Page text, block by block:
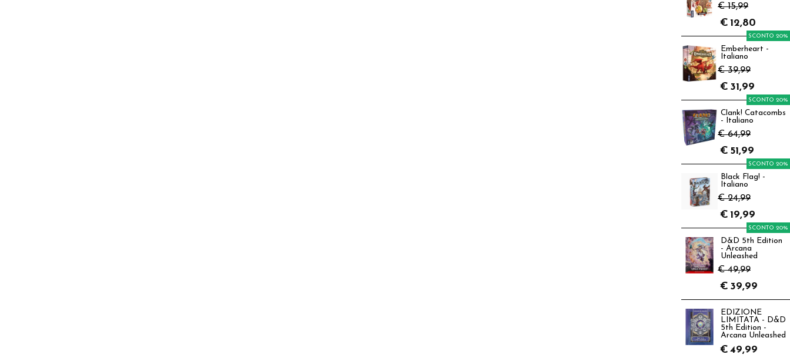
€ 15,99
€ 12,80
Emberheart -
Italiano
€ 39,99
SCONTO 20%
€ 31,99
Clank! Catacombs
- Italiano
€ 64,99
SCONTO 20%
€ 51,99
Black Flag! -
Italiano
€ 24,99
SCONTO 20%
€ 19,99
D&D 5th Edition
- Arcana
Unleashed
€ 49,99
SCONTO 20%
€ 39,99
EDIZIONE
LIMITATA - D&D
5th Edition -
Arcana Unleashed
€ 49,99